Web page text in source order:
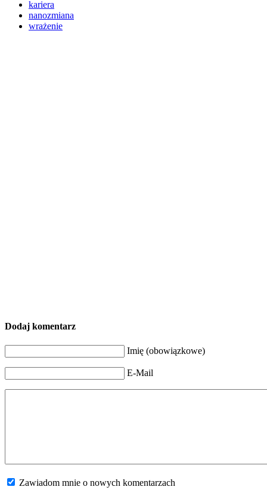
kariera
nanozmiana
wrażenie
Dodaj komentarz
Imię (obowiązkowe)
E-Mail
Zawiadom mnie o nowych komentarzach